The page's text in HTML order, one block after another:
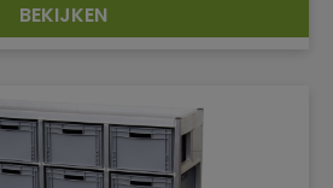
DETAILS
BEKIJKEN